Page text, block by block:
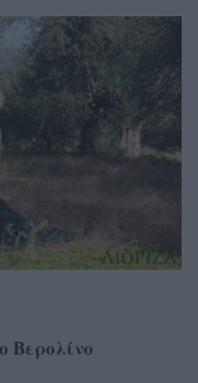
Βερολίνο